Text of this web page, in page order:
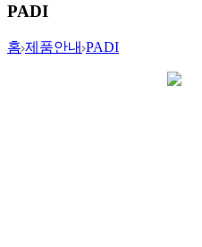
PADI
홈 제품안내 PADI